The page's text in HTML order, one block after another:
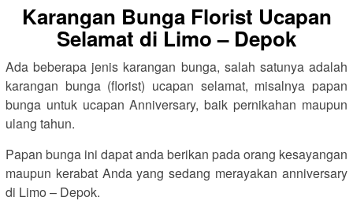
Karangan Bunga Florist Ucapan
Selamat di Limo – Depok
Ada beberapa jenis karangan bunga, salah satunya adalah
karangan bunga (florist) ucapan selamat, misalnya papan
bunga untuk ucapan Anniversary, baik pernikahan maupun
ulang tahun.
Papan bunga ini dapat anda berikan pada orang kesayangan
maupun kerabat Anda yang sedang merayakan anniversary
di Limo – Depok.